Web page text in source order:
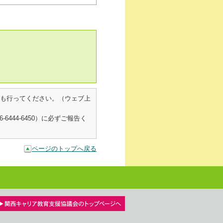
も行ってください。（ウェブ上
6450）に必ずご報告く
ページのトップへ戻る